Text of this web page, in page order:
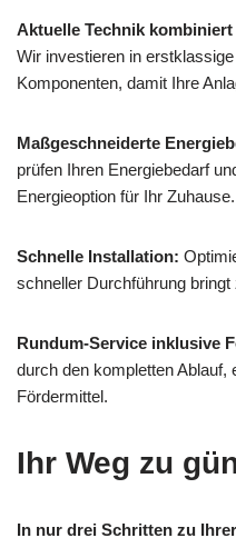
Aktuelle Technik
Wir investieren in
Komponenten, damit Ihre
Maßgeschneiderte
prüfen Ihren Energiebedarf
Energieoption für Ihr Zuhause.
Schnelle Installation:
schneller Durchführung
Rundum-Service inklusive
durch den kompletten
Fördermittel.
Ihr Weg zu
In nur drei Schritten zu